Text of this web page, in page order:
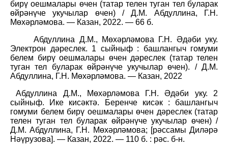
бирү оешмалары өчен (татар телен туган тел буларак
өйрәнүче укучылар өчен) / Д.М. Абдуллина, Г.Н.
Мөхәрләмова. — Казан, 2022. — 66 б.
Абдуллина Д.М., Мөхәрләмова Г.Н. Әдәби уку.
Электрон дәреслек. 1 сыйныф : башлангыч гомуми
белем бирү оешмалары өчен дәреслек (татар телен
туган тел буларак өйрәнүче укучылар өчен). / Д.М.
Абдуллина, Г.Н. Мөхәрләмова. — Казан, 2022
Абдуллина Д.М., Мөхәрләмова Г.Н. Әдәби уку. 2
сыйныф. Ике кисәктә. Беренче кисәк : башлангыч
гомуми белем бирү оешмалары өчен дәреслек (татар
телен туган тел буларак өйрәнүче укучылар өчен) /
Д.М. Абдуллина, Г.Н. Мөхәрләмова; [рәссамы Диләрә
Нәүрузова]. — Казан, 2022. — 110 б. : рәс. б-н.